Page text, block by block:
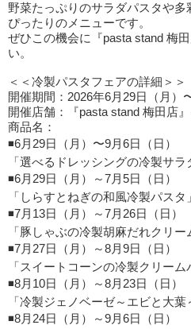
野菜たっぷりのサラダパスタや
ぴったりのメニューです。
ぜひこの機会に『pasta stand 梅
い。
＜＜冷製パスタフェアの詳細＞＞
開催期間：2026年6月29日（月）
開催店舗：『pasta stand 梅田店
商品名：
◾️6月29日（月）〜9月6日（日）
「選べるドレッシングの冷製サラ
◾️6月29日（月）～7月5日（日）
「しらすとねぎの和風冷製パスタ
◾️7月13日（月）～7月26日（日）
「豚しゃぶの冷製胡麻だれクリー
◾️7月27日（月）～8月9日（日）
「スイートコーンの冷製クリーム
◾️8月10日（月）～8月23日（日）
「冷製ジェノベーゼ～エビと大葉
◾️8月24日（月）～9月6日（日）